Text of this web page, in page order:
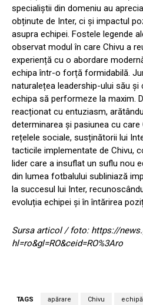
specialiștii din domeniu au
obținute de Inter, ci și impactul
asupra echipei. Fostele legende
observat modul în care Chivu a
experiență cu o abordare
echipa într-o forță formidabilă.
naturalețea leadership-ului său
echipa să performeze la maxim.
reacționat cu entuziasm,
determinarea și pasiunea cu
rețelele sociale, susținătorii lui
tacticile implementate de Chivu,
lider care a insuflat un suflu nou
din lumea fotbalului subliniază
la succesul lui Inter,
evoluția echipei și în întărirea
Sursa articol / foto: https://
hl=ro&gl=RO&ceid=RO%3Aro
TAGS apărare Chivu echipă